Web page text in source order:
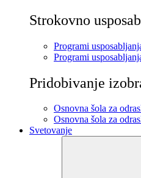
Strokovno
Programi
Programi
Pridobivanje
Osnovna šola za
Osnovna šola za
Svetovanje